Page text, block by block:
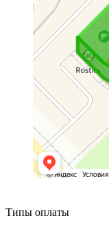
Типы оплаты